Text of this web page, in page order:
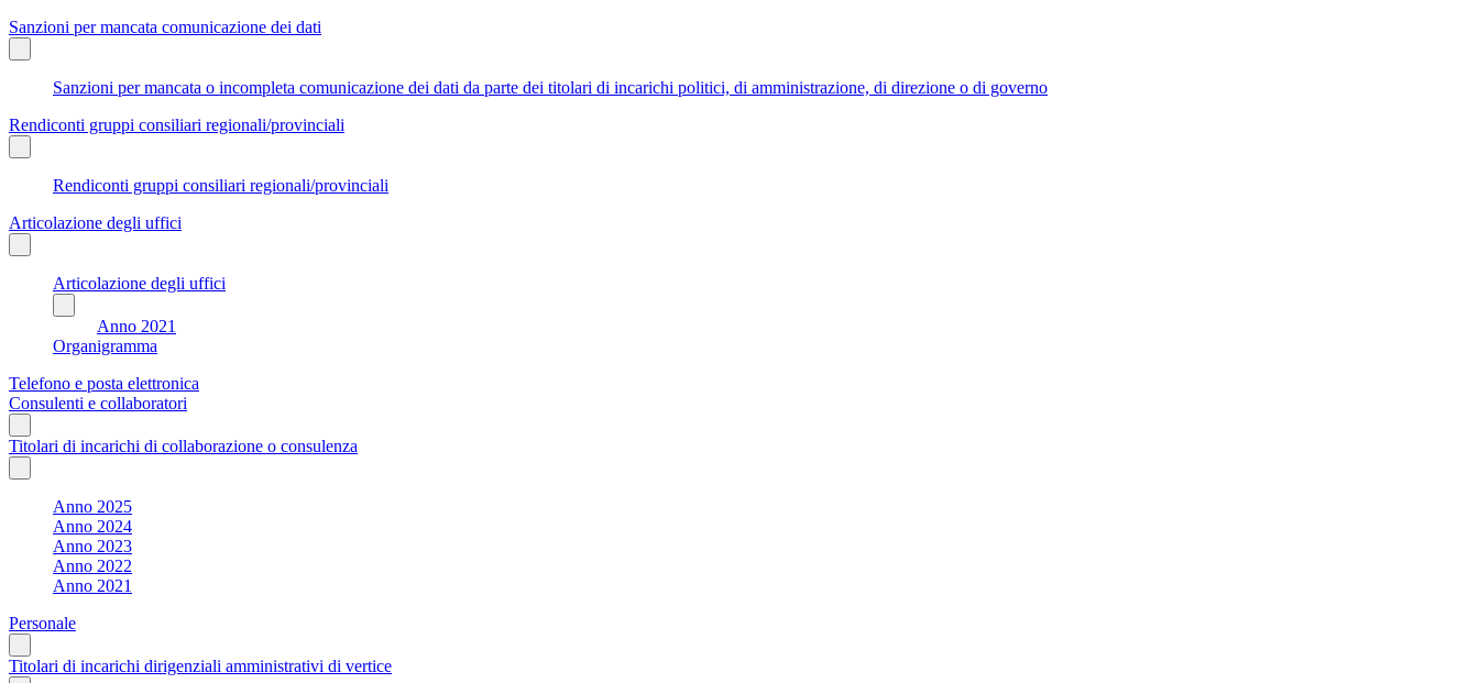
Sanzioni per mancata comunicazione dei dati
Sanzioni per mancata o incompleta comunicazione dei dati da parte dei titolari di incarichi politici, di amministrazione, di direzione o di governo
Rendiconti gruppi consiliari regionali/provinciali
Rendiconti gruppi consiliari regionali/provinciali
Articolazione degli uffici
Articolazione degli uffici
Anno 2021
Organigramma
Telefono e posta elettronica
Consulenti e collaboratori
Titolari di incarichi di collaborazione o consulenza
Anno 2025
Anno 2024
Anno 2023
Anno 2022
Anno 2021
Personale
Titolari di incarichi dirigenziali amministrativi di vertice